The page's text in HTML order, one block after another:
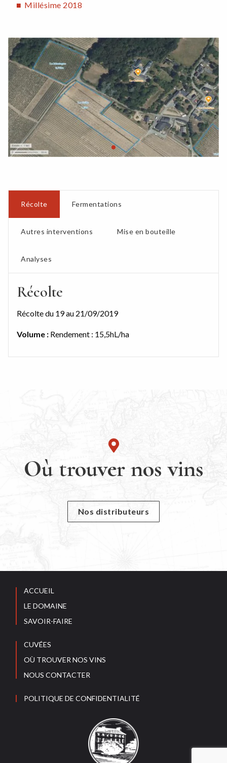
Millésime 2018
Récolte Fermentations
Autres interventions Mise en bouteille
Analyses
Récolte
Récolte du 19 au 21/09/2019
Volume : Rendement : 15,5hL/ha
Où trouver nos vins
Nos distributeurs
ACCUEIL
LE DOMAINE
SAVOIR-FAIRE
CUVÉES
OÙ TROUVER NOS VINS
NOUS CONTACTER
POLITIQUE DE CONFIDENTIALITÉ